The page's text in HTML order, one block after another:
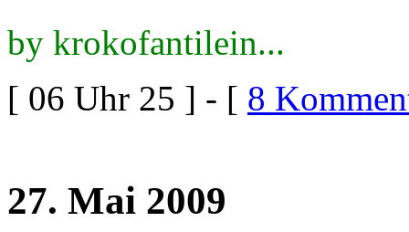
by krokofantilein...
[ 06 Uhr 25 ] - [ 8
27. Mai 2009